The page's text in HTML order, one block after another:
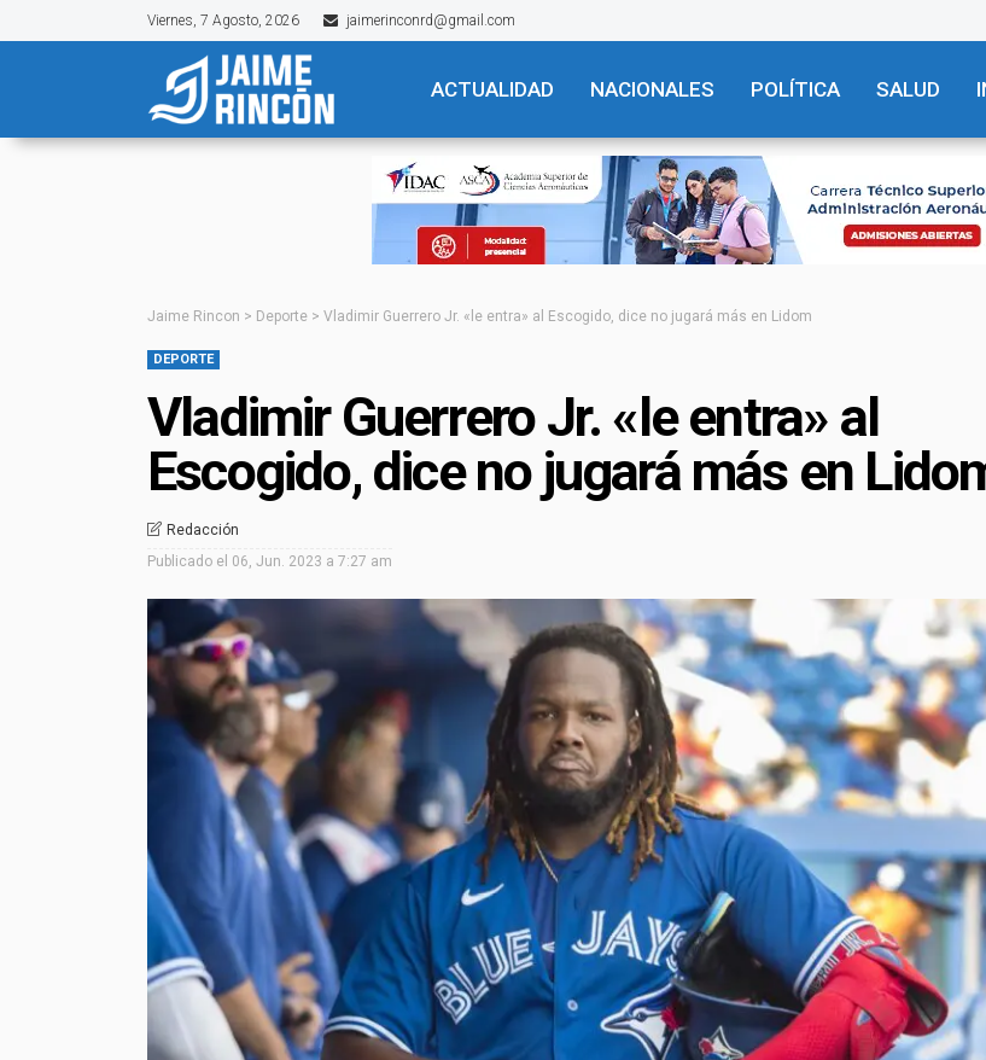
Viernes, 7 Agosto, 2026 jaimerinconrd@gmail.com
ACTUALIDAD NACIONALES POLÍTICA SALUD
Jaime Rincon > Deporte > Vladimir Guerrero Jr. «le entra» al Escogido, dice no jugará más en Lidom
DEPORTE
Vladimir Guerrero Jr. «le entra» al
Escogido, dice no jugará más en
Redacción
Publicado el 06, Jun. 2023 a 7:27 am